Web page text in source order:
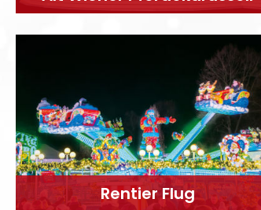
Rentier Flug